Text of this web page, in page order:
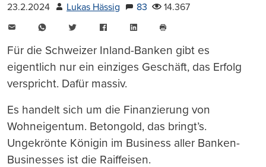
23.2.2024 Lukas Hässig 83
14.367
WhatsAppTwitter FacebookLinkedIn
drucken
Für die Schweizer Inland-Banken gibt es
eigentlich nur ein einziges Geschäft, das Erfolg
verspricht. Dafür massiv.
Es handelt sich um die Finanzierung von
Wohneigentum. Betongold, das bringt’s.
Ungekrönte Königin im Business aller Banken-
Businesses ist die Raiffeisen.